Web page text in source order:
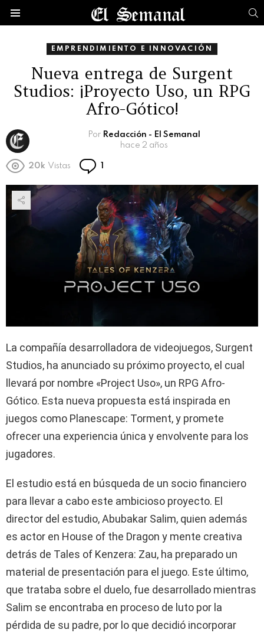
EMPRENDIMIENTO E INNOVACIÓN
Nueva entrega de Surgent
Studios: ¡Proyecto Uso, un RPG
Afro-Gótico!
Por Redacción - El Semanal
hace 2 años
20k Vistas
La compañía desarrolladora de videojuegos, Surgent
Studios, ha anunciado su próximo proyecto, el cual
llevará por nombre «Project Uso», un RPG Afro-
Gótico. Esta nueva propuesta está inspirada en
juegos como Planescape: Torment, y promete
ofrecer una experiencia única y envolvente para los
jugadores.
El estudio está en búsqueda de un socio financiero
para llevar a cabo este ambicioso proyecto. El
director del estudio, Abubakar Salim, quien además
es actor en House of the Dragon y mente creativa
detrás de Tales of Kenzera: Zau, ha preparado un
material de presentación para el juego. Este último,
que trataba sobre el duelo, fue desarrollado mientras
Salim se encontraba en proceso de luto por la
pérdida de su padre, por lo que decidió incorporar